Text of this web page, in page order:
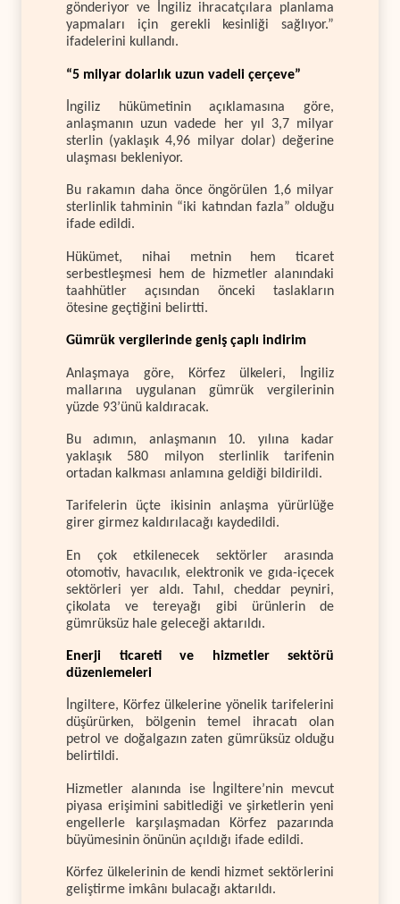
gönderiyor ve İngiliz ihracatçılara planlama
yapmaları için gerekli kesinliği sağlıyor.”
ifadelerini kullandı.
“5 milyar dolarlık uzun vadeli çerçeve”
İngiliz hükümetinin açıklamasına göre,
anlaşmanın uzun vadede her yıl 3,7 milyar
sterlin (yaklaşık 4,96 milyar dolar) değerine
ulaşması bekleniyor.
Bu rakamın daha önce öngörülen 1,6 milyar
sterlinlik tahminin “iki katından fazla” olduğu
ifade edildi.
Hükümet, nihai metnin hem ticaret
serbestleşmesi hem de hizmetler alanındaki
taahhütler açısından önceki taslakların
ötesine geçtiğini belirtti.
Gümrük vergilerinde geniş çaplı indirim
Anlaşmaya göre, Körfez ülkeleri, İngiliz
mallarına uygulanan gümrük vergilerinin
yüzde 93’ünü kaldıracak.
Bu adımın, anlaşmanın 10. yılına kadar
yaklaşık 580 milyon sterlinlik tarifenin
ortadan kalkması anlamına geldiği bildirildi.
Tarifelerin üçte ikisinin anlaşma yürürlüğe
girer girmez kaldırılacağı kaydedildi.
En çok etkilenecek sektörler arasında
otomotiv, havacılık, elektronik ve gıda-içecek
sektörleri yer aldı. Tahıl, cheddar peyniri,
çikolata ve tereyağı gibi ürünlerin de
gümrüksüz hale geleceği aktarıldı.
Enerji ticareti ve hizmetler sektörü
düzenlemeleri
İngiltere, Körfez ülkelerine yönelik tarifelerini
düşürürken, bölgenin temel ihracatı olan
petrol ve doğalgazın zaten gümrüksüz olduğu
belirtildi.
Hizmetler alanında ise İngiltere’nin mevcut
piyasa erişimini sabitlediği ve şirketlerin yeni
engellerle karşılaşmadan Körfez pazarında
büyümesinin önünün açıldığı ifade edildi.
Körfez ülkelerinin de kendi hizmet sektörlerini
geliştirme imkânı bulacağı aktarıldı.